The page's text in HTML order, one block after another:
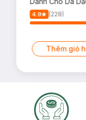
500ml
4.9 (228)
Thêm giỏ